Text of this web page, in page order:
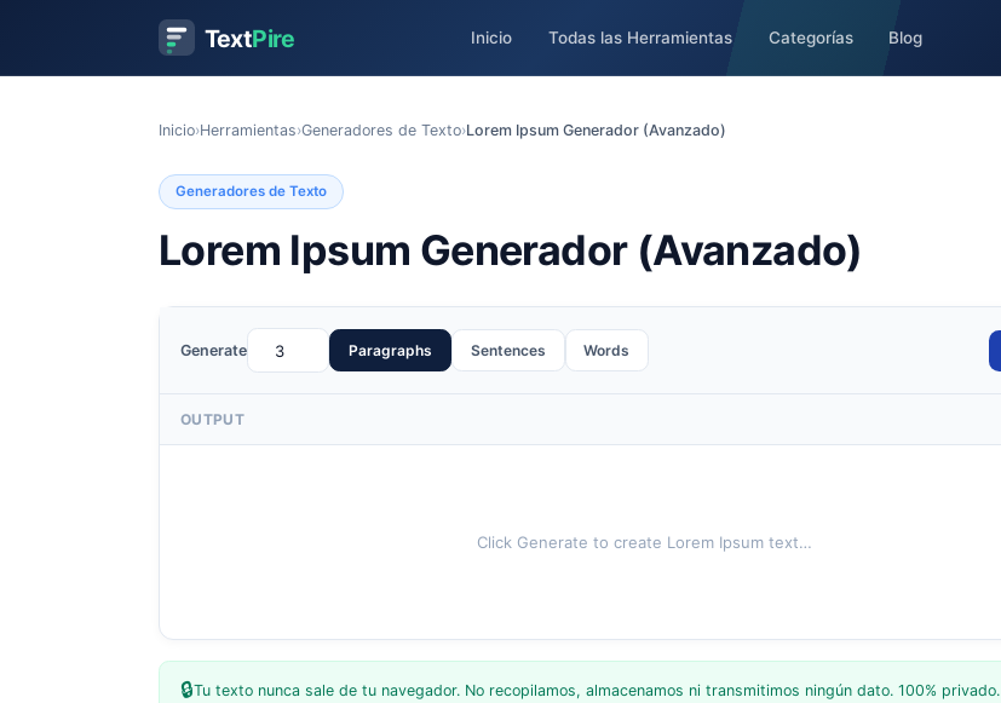
TextPire Inicio Todas las Herramientas Categorías Blog
Inicio›Herramientas›Generadores de Texto›Lorem Ipsum Generador (Avanzado)
Generadores de Texto
Lorem Ipsum Generador (Avanzado)
Generate Paragraphs Sentences Words
OUTPUT
Click Generate to create Lorem Ipsum text…
🔒Tu texto nunca sale de tu navegador. No recopilamos, almacenamos ni transmitimos ningún dato. 100% privado.